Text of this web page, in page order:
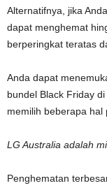
Alternatifnya, jika
dapat menghemat
berperingkat teratas
Anda dapat
bundel Black Friday di
memilih beberapa hal
LG Australia adalah
Penghematan